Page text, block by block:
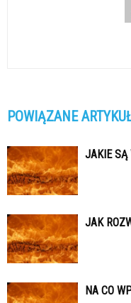
POWIĄZANE
JAKIE SĄ
JAK
NA CO